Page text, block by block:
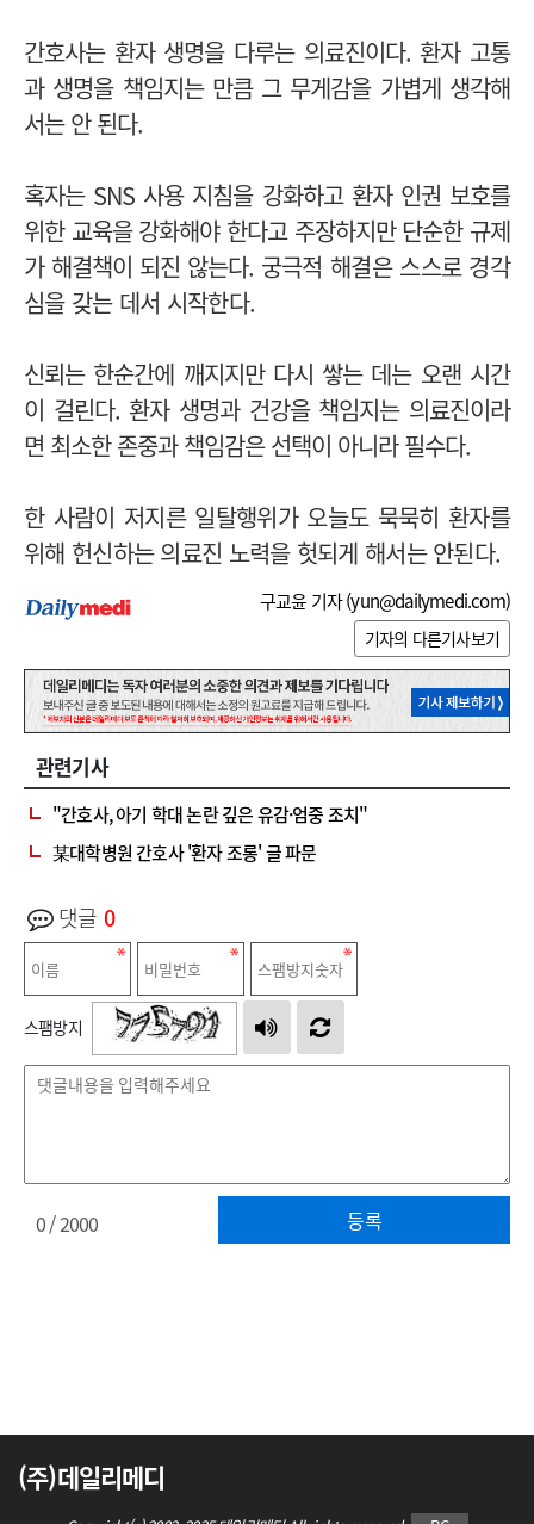
간호사는 환자 생명을 다루는 의료진이다. 환자 고통
과 생명을 책임지는 만큼 그 무게감을 가볍게 생각해
서는 안 된다.
혹자는 SNS 사용 지침을 강화하고 환자 인권 보호를
위한 교육을 강화해야 한다고 주장하지만 단순한 규제
가 해결책이 되진 않는다. 궁극적 해결은 스스로 경각
심을 갖는 데서 시작한다.
신뢰는 한순간에 깨지지만 다시 쌓는 데는 오랜 시간
이 걸린다. 환자 생명과 건강을 책임지는 의료진이라
면 최소한 존중과 책임감은 선택이 아니라 필수다.
한 사람이 저지른 일탈행위가 오늘도 묵묵히 환자를
위해 헌신하는 의료진 노력을 헛되게 해서는 안된다.
구교윤 기자 (yun@dailymedi.com)
기자의 다른기사보기
관련기사
"간호사, 아기 학대 논란 깊은 유감·엄중 조치"
某대학병원 간호사 '환자 조롱' 글 파문
댓글 0
스팸방지
등록
0/ 2000
(주)데일리메디